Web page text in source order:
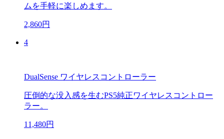
ムを手軽に楽しめます。
2,860円
4
DualSense ワイヤレスコントローラー
圧倒的な没入感を生むPS5純正ワイヤレスコントロー
ラー。
11,480円